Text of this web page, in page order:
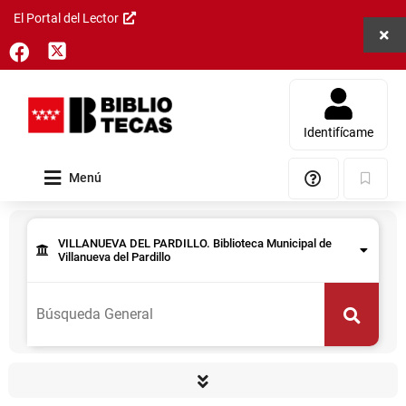
Saltar al
contenido
principal
El Portal del Lector
faceBook
Identifícame
Menú Ayuda
Formulario
consulta
de datosVILLANUEVA DEL PARDILLO. Biblioteca Municipal de
Villanueva del Pardillo
seleccionar
centro
Buscar